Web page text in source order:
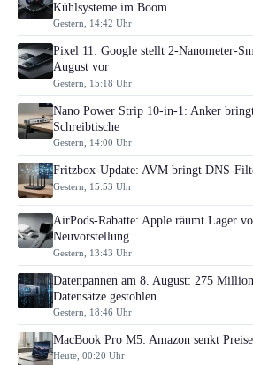
Kühlsysteme im Boom
Gestern, 14:42 Uhr
Pixel 11: Google stellt 2-Nanometer-
August vor
Gestern, 15:18 Uhr
Nano Power Strip 10-in-1: Anker
Schreibtische
Gestern, 14:00 Uhr
Fritzbox-Update: AVM bringt DNS-
Gestern, 15:53 Uhr
AirPods-Rabatte: Apple räumt Lager
Neuvorstellung
Gestern, 13:43 Uhr
Datenpannen am 8. August: 275
Datensätze gestohlen
Gestern, 18:46 Uhr
MacBook Pro M5: Amazon senkt
Heute, 00:20 Uhr